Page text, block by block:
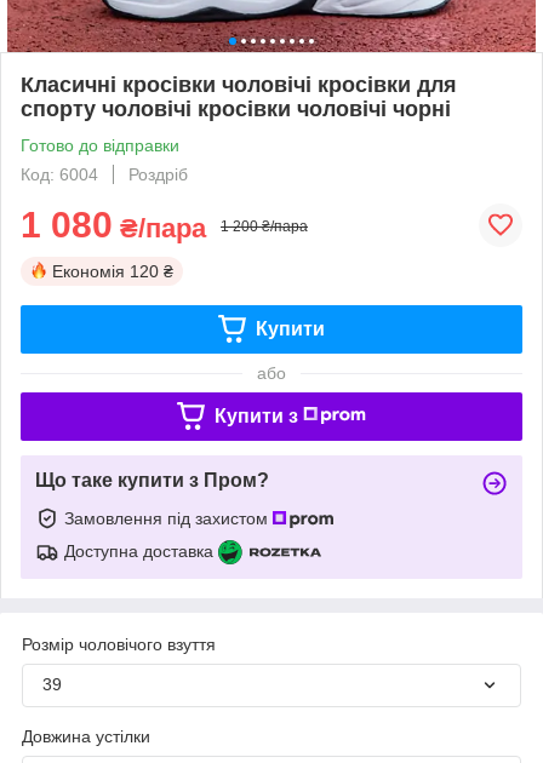
Класичні кросівки чоловічі кросівки для
спорту чоловічі кросівки чоловічі чорні
Готово до відправки
Код: 6004
Роздріб
1 080 ₴/пара 1 200 ₴/пара
Економія 120 ₴
Купити
або
Купити з
Що таке купити з Пром?
Замовлення під захистом
Доступна доставка
Розмір чоловічого взуття
39
Довжина устілки